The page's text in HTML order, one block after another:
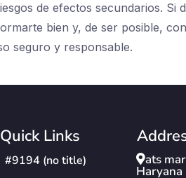
de efectos secundarios. Si
bien y, de ser posible,
seguro y responsable.
Quick Links
#9194 (no title) ats